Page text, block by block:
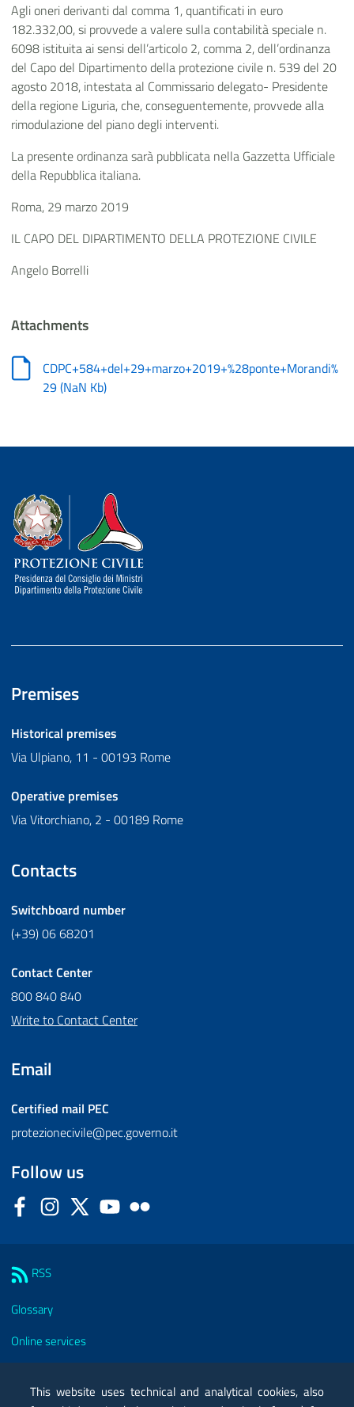
Agli oneri derivanti dal comma 1, quantificati in euro
182.332,00, si provvede a valere sulla contabilità speciale n.
6098 istituita ai sensi dell’articolo 2, comma 2, dell’ordinanza
del Capo del Dipartimento della protezione civile n. 539 del 20
agosto 2018, intestata al Commissario delegato- Presidente
della regione Liguria, che, conseguentemente, provvede alla
rimodulazione del piano degli interventi.
La presente ordinanza sarà pubblicata nella Gazzetta Ufficiale
della Repubblica italiana.
Roma, 29 marzo 2019
IL CAPO DEL DIPARTIMENTO DELLA PROTEZIONE CIVILE
Angelo Borrelli
Attachments
CDPC+584+del+29+marzo+2019+%28ponte+Morandi%
29(NaN Kb)
Dipartimento della Protezione Civile
Premises
Historical premises
Via Ulpiano, 11 - 00193 Rome
Operative premises
Via Vitorchiano, 2 - 00189 Rome
Contacts
Switchboard number
(+39) 06 68201
Contact Center
800 840 840
Write to Contact Center
Email
Certified mail PEC
protezionecivile@pec.governo.it
Follow us
FacebookInstagram
Twitter YouTube
RSS
Glossary
Online services
This website uses technical and analytical cookies, also